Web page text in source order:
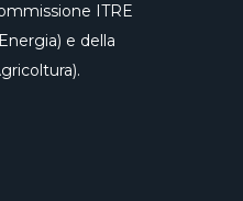
ITRE
e della